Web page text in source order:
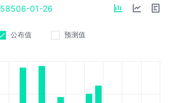
58506-01-26
公布值
预测值